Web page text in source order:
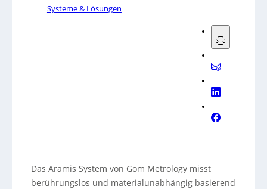
Systeme & Lösungen
Das Aramis System von Gom Metrology misst
berührungslos und materialunabhängig basierend